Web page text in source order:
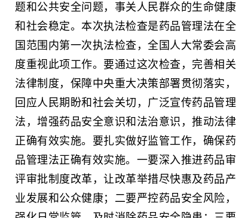
题和公共安全问题，事关人民群众的生命健康
和社会稳定。本次执法检查是药品管理法在全
国范围内第一次执法检查，全国人大常委会高
度重视此项工作。要通过这次检查，完善相关
法律制度，保障中央重大决策部署贯彻落实，
回应人民期盼和社会关切，广泛宣传药品管理
法，增强药品安全意识和法治意识，推动法律
正确有效实施。要扎实做好监管工作，确保药
品管理法正确有效实施。一要深入推进药品审
评审批制度改革，让改革举措尽快惠及药品产
业发展和公众健康；二要严控药品安全风险，